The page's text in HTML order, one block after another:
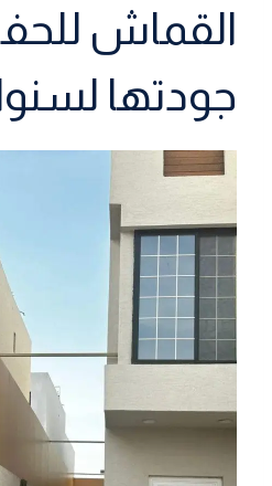
القماش
جودتها